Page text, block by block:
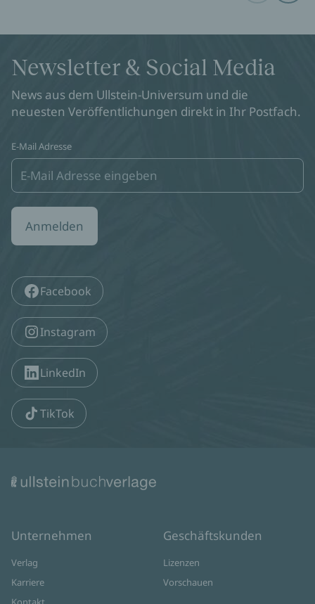
Newsletter & Social Media
News aus dem Ullstein-Universum und die
neuesten Veröffentlichungen direkt in Ihr Postfach.
E-Mail Adresse
Anmelden
Facebook
Instagram
LinkedIn
TikTok
Unternehmen
Verlag
Karriere
Geschäftskunden
Lizenzen
Vorschauen